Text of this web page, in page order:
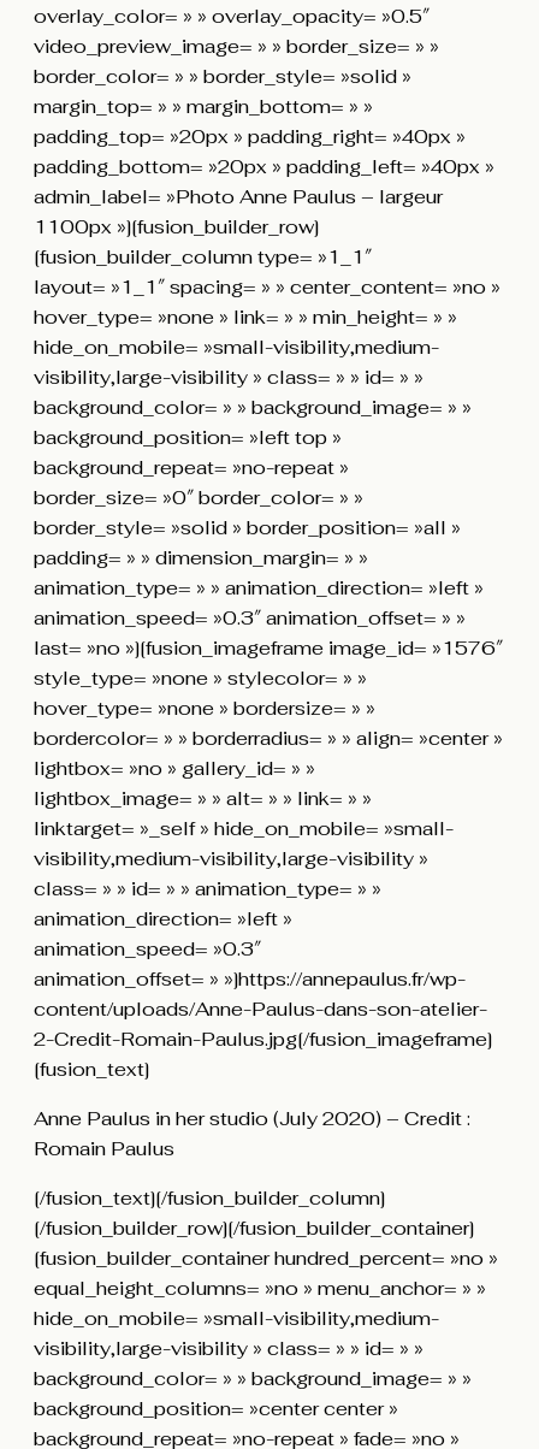
overlay_color= » » overlay_opacity= »0.5″
video_preview_image= » » border_size= » »
border_color= » » border_style= »solid »
margin_top= » » margin_bottom= » »
padding_top= »20px » padding_right= »40px »
padding_bottom= »20px » padding_left= »40px »
admin_label= »Photo Anne Paulus – largeur
1100px »][fusion_builder_row]
[fusion_builder_column type= »1_1″
layout= »1_1″ spacing= » » center_content= »no »
hover_type= »none » link= » » min_height= » »
hide_on_mobile= »small-visibility,medium-
visibility,large-visibility » class= » » id= » »
background_color= » » background_image= » »
background_position= »left top »
background_repeat= »no-repeat »
border_size= »0″ border_color= » »
border_style= »solid » border_position= »all »
padding= » » dimension_margin= » »
animation_type= » » animation_direction= »left »
animation_speed= »0.3″ animation_offset= » »
last= »no »][fusion_imageframe image_id= »1576″
style_type= »none » stylecolor= » »
hover_type= »none » bordersize= » »
bordercolor= » » borderradius= » » align= »center »
lightbox= »no » gallery_id= » »
lightbox_image= » » alt= » » link= » »
linktarget= »_self » hide_on_mobile= »small-
visibility,medium-visibility,large-visibility »
class= » » id= » » animation_type= » »
animation_direction= »left »
animation_speed= »0.3″
animation_offset= » »]https://annepaulus.fr/wp-
content/uploads/Anne-Paulus-dans-son-atelier-
2-Credit-Romain-Paulus.jpg[/fusion_imageframe]
[fusion_text]
Anne Paulus in her studio (July 2020) – Credit :
Romain Paulus
[/fusion_text][/fusion_builder_column]
[/fusion_builder_row][/fusion_builder_container]
[fusion_builder_container hundred_percent= »no »
equal_height_columns= »no » menu_anchor= » »
hide_on_mobile= »small-visibility,medium-
visibility,large-visibility » class= » » id= » »
background_color= » » background_image= » »
background_position= »center center »
background_repeat= »no-repeat » fade= »no »